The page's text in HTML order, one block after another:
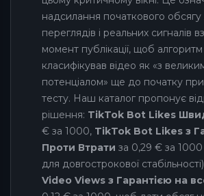
надсилання початкового обсягу
переглядів і реальних сигналів
момент публікації, щоб алгоритм
класифікував відео як «з
потенціалом» ще до початку
тесту. Наш каталог пропонує
рішення: TikTok Bot Likes
€ за 1000, TikTok Bot Likes з
Проти Втрати за 0,29 € за 1000
для довгострокової
Video Views з Гарантією на